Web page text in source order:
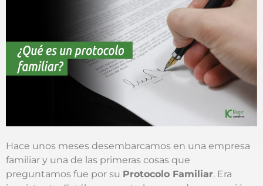
Hace unos meses desembarcamos en una empresa
familiar y una de las primeras cosas que
preguntamos fue por su Protocolo Familiar. Era